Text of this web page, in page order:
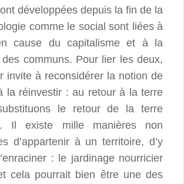
développées depuis la fin de la
comme le social sont liées à
cause du capitalisme et à la
communs. Pour lier les deux,
invite à reconsidérer la notion de
la réinvestir : au retour à la terre
le retour de la terre
Il existe mille manières non
d’appartenir à un territoire, d’y
: le jardinage nourricier
cela pourrait bien être une des